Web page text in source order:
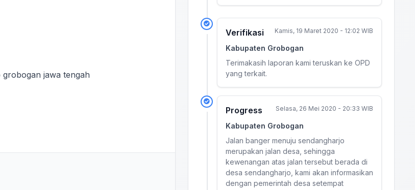
jawa tengah
Verifikasi Kamis, 19 Maret 2020 - 12:02 WIB
Kabupaten Grobogan
Terimakasih laporan kami teruskan ke OPD
yang terkait.
Progress Selasa, 26 Mei 2020 - 20:33 WIB
Kabupaten Grobogan
Jalan banger menuju sendangharjo
merupakan jalan desa, sehingga
kewenangan atas jalan tersebut berada di
desa sendangharjo, kami akan informasikan
dengan pemerintah desa setempat